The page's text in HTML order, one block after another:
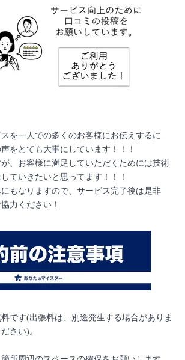
スを一人での多くのお客様にお伝えするに
をとても大事にしています！！！
、お客様に満足していただくためには技術
ていきたいと思ってます！！！
にもなりますので、サービス完了後は是非
力ください！
料です(出張料は、別途発生する場合がありま
さい)。